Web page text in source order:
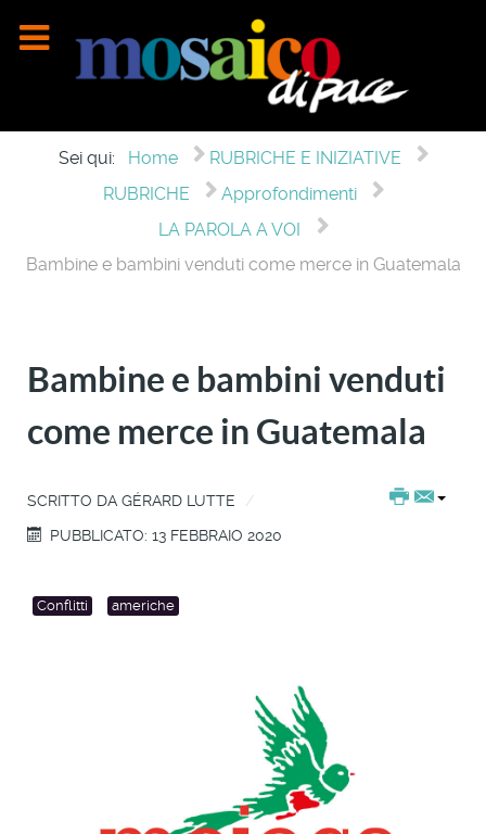
Sei qui: Home
RUBRICHE E INIZIATIVE
RUBRICHE
Approfondimenti
LA PAROLA A VOI
Bambine e bambini venduti come merce in Guatemala
Bambine e bambini venduti
come merce in Guatemala
SCRITTO DA GÉRARD LUTTE
PUBBLICATO: 13 FEBBRAIO 2020
Conflitti americhe